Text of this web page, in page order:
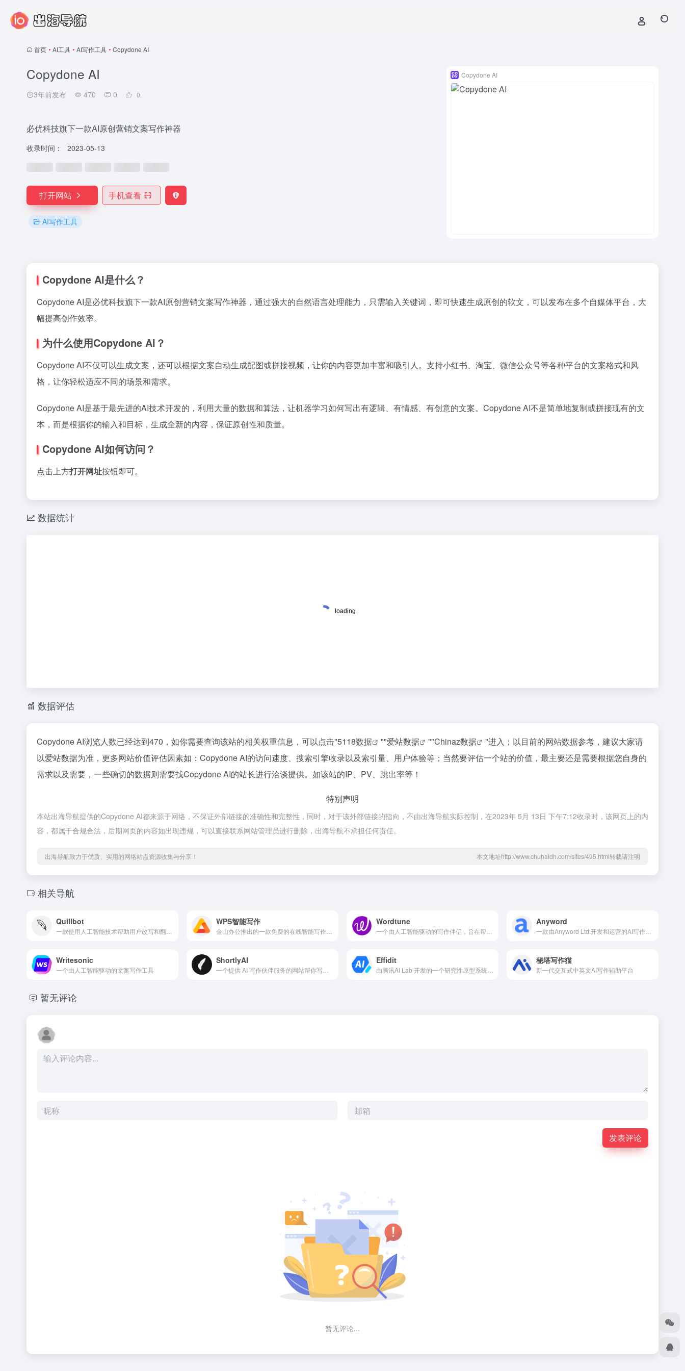
首页 • AI工具 • AI写作工具 • Copydone AI
Copydone AI
3年前发布 470 0 0
必优科技旗下一款AI原创营销文案写作神器
收录时间： 2023-05-13
打开网站 手机查看
AI写作工具
Copydone AI
Copydone AI是什么？
Copydone AI是必优科技旗下一款AI原创营销文案写作神器，通过强大的自然语言处理能力，只需输入关键词，即可快速生成原创的软文，可以发布在多个自媒体平台，大
幅提高创作效率。
为什么使用Copydone AI？
Copydone AI不仅可以生成文案，还可以根据文案自动生成配图或拼接视频，让你的内容更加丰富和吸引人。支持小红书、淘宝、微信公众号等各种平台的文案格式和风
格，让你轻松适应不同的场景和需求。
Copydone AI是基于最先进的AI技术开发的，利用大量的数据和算法，让机器学习如何写出有逻辑、有情感、有创意的文案。Copydone AI不是简单地复制或拼接现有的文
本，而是根据你的输入和目标，生成全新的内容，保证原创性和质量。
Copydone AI如何访问？
点击上方打开网址按钮即可。
数据统计
数据评估
Copydone AI浏览人数已经达到470，如你需要查询该站的相关权重信息，可以点击"5118数据 ""爱站数据 ""Chinaz数据
"进入；以目前的网站数据参考，建议大家请
以爱站数据为准，更多网站价值评估因素如：Copydone AI的访问速度、搜索引擎收录以及索引量、用户体验等；当然要评估一个站的价值，最主要还是需要根据您自身的
需求以及需要，一些确切的数据则需要找Copydone AI的站长进行洽谈提供。如该站的IP、PV、跳出率等！
特别声明
本站出海导航提供的Copydone AI都来源于网络，不保证外部链接的准确性和完整性，同时，对于该外部链接的指向，不由出海导航实际控制，在2023年 5月 13日 下午7:12收录时，该网页上的内
容，都属于合规合法，后期网页的内容如出现违规，可以直接联系网站管理员进行删除，出海导航不承担任何责任。
出海导航致力于优质、实用的网络站点资源收集与分享！ 本文地址http://www.chuhaidh.com/sites/495.html转载请注明
相关导航
Quillbot WPS智能写作 Wordtune Anyword
Writesonic
一个由人工智能驱动的文案写作工具
ShortlyAI Effidit 秘塔写作猫
新一代交互式中英文AI写作辅助平台
暂无评论
发表评论
暂无评论...